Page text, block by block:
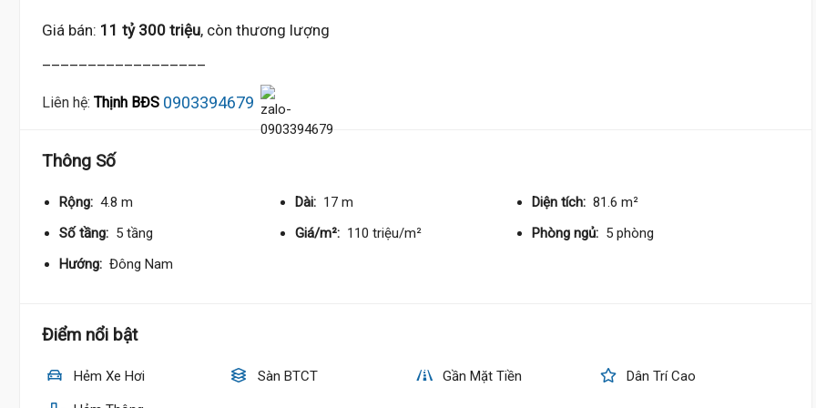
Giá bán: 11 tỷ 300 triệu, còn thương lượng
Liên hệ: Thịnh BĐS 0903394679
Thông Số
Rộng: 4.8 m Dài: 17 m Diện tích: 81.6 m²
Số tầng: 5 tầng Giá/m²: 110 triệu/m² Phòng ngủ: 5 phòng
Hướng: Đông Nam
Điểm nổi bật
Hẻm Xe Hơi Sàn BTCT Gần Mặt Tiền Dân Trí Cao
11 tỷ 500 triệu